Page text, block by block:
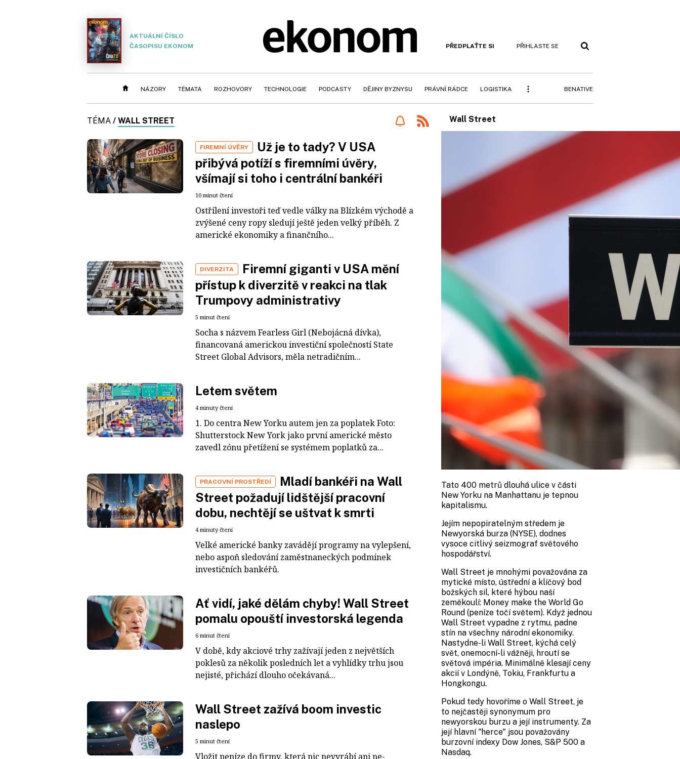
AKTUÁLNÍ ČÍSLO
ČASOPISU EKONOM
PŘEDPLAŤTE SI PŘIHLASTE SE
NÁZORY TÉMATA ROZHOVORY TECHNOLOGIE PODCASTY DĚJINY BYZNYSU PRÁVNÍ RÁDCE LOGISTIKA BENATIVE
TÉMA / WALL STREET
FIREMNÍ ÚVĚRY
Už je to tady? V USA
přibývá potíží s firemními úvěry,
všímají si toho i centrální bankéři
10 minut čtení
Ostřílení investoři teď vedle války na Blízkém východě a
zvýšené ceny ropy sledují ještě jeden velký příběh. Z
americké ekonomiky a finančního...
DIVERZITA
Firemní giganti v USA mění
přístup k diverzitě v reakci na tlak
Trumpovy administrativy
5 minut čtení
Socha s názvem Fearless Girl (Nebojácná dívka),
financovaná americkou investiční společností State
Street Global Advisors, měla netradičním...
Letem světem
4 minuty čtení
1. Do centra New Yorku autem jen za poplatek Foto:
Shutterstock New York jako první americké město
zavedl zónu přetížení se systémem poplatků za...
PRACOVNÍ PROSTŘEDÍ
Mladí bankéři na Wall
Street požadují lidštější pracovní
dobu, nechtějí se uštvat k smrti
4 minuty čtení
Velké americké banky zavádějí programy na vylepšení,
nebo aspoň sledování zaměstnaneckých podmínek
investičních bankéřů.
Ať vidí, jaké dělám chyby! Wall Street
pomalu opouští investorská legenda
6 minut čtení
V době, kdy akciové trhy zažívají jeden z největších
poklesů za několik posledních let a vyhlídky trhu jsou
nejisté, přichází dlouho očekávaná...
Wall Street zažívá boom investic
naslepo
5 minut čtení
Vložit peníze do firmy, která nic nevyrábí ani ne­
Wall Street
Tato 400 metrů dlouhá ulice v části
New Yorku na Manhattanu je tepnou
kapitalismu.
Jejím nepopiratelným středem je
Newyorská burza (NYSE), dodnes
vysoce citlivý seizmograf světového
hospodářství.
Wall Street je mnohými považována za
mytické místo, ústřední a klíčový bod
božských sil, které hýbou naší
zeměkoulí: Money make the World Go
Round (peníze točí světem). Když jednou
Wall Street vypadne z rytmu, padne
stín na všechny národní ekonomiky.
Nastydne-li Wall Street, kýchá celý
svět, onemocní-li vážněji, hroutí se
světová impéria. Minimálně klesají ceny
akcií v Londýně, Tokiu, Frankfurtu a
Hongkongu.
Pokud tedy hovoříme o Wall Street, je
to nejčastěji synonymum pro
newyorskou burzu a její instrumenty. Za
její hlavní "herce" jsou považovány
burzovní indexy Dow Jones, S&P 500 a
Nasdaq.